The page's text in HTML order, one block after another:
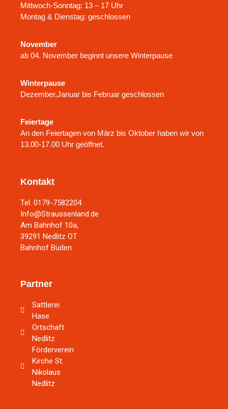
Kontakt
Tel. 0179-7582204
Info@Straussenland.de
Am Bahnhof 10a,
39291 Nedlitz OT
Bahnhof Büden
Partner
Sattlerei
Hase
Ortschaft
Nedlitz
Förderverein
Kirche St.
Nikolaus
Nedlitz
Mittwoch-Sonntag: 13 – 17 Uhr
Montag & Dienstag: geschlossen
November
ab 04. November beginnt unsere Winterpause
Winterpause
Dezember,Januar bis Februar geschlossen
Feiertage
An den Feiertagen von März bis Oktober haben wir von
13.00-17.00 Uhr geöffnet.